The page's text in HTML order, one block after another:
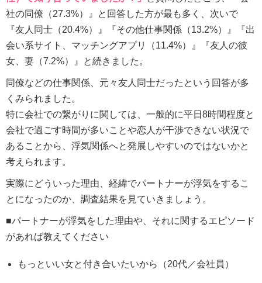
社の同僚（27.3%）』と回答した方が最も多く、次いで
『友人同士（20.4%）』『その他仕事関係（13.2%）』『出
会い系サイト、マッチングアプリ（11.4%）』『友人の彼
女、妻（7.2%）』と続きました。
同僚などの仕事関係、元々友人同士だったという回答が多
くみられました。
特に会社での繋がりに関しては、一般的に平日8時間程度と
会社で過ごす時間が多いことや恋人が干渉できない状況で
あることから、浮気関係へと発展しやすいのではないかと
考えられます。
実際にどういった理由、経緯でパートナーが浮気をするこ
とになったのか、調査結果を見ていきましょう。
■パートナーが浮気をした理由や、それに関するエピソード
があれば教えてください
もっといい女と付き合いたいから（20代／会社員）